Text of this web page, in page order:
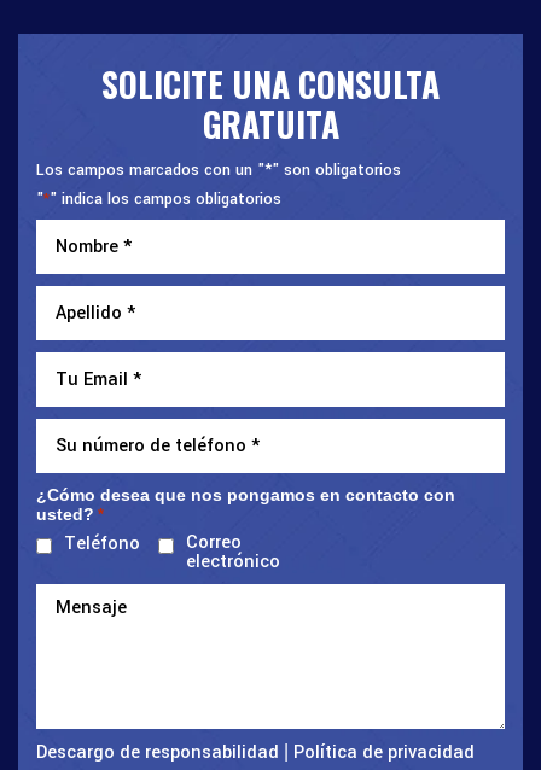
SOLICITE UNA CONSULTA
GRATUITA
Los campos marcados con un "*" son obligatorios
"*" indica los campos obligatorios
¿Cómo desea que nos pongamos en contacto con
usted? *
Teléfono Correo
electrónico
Descargo de responsabilidad
Política de privacidad